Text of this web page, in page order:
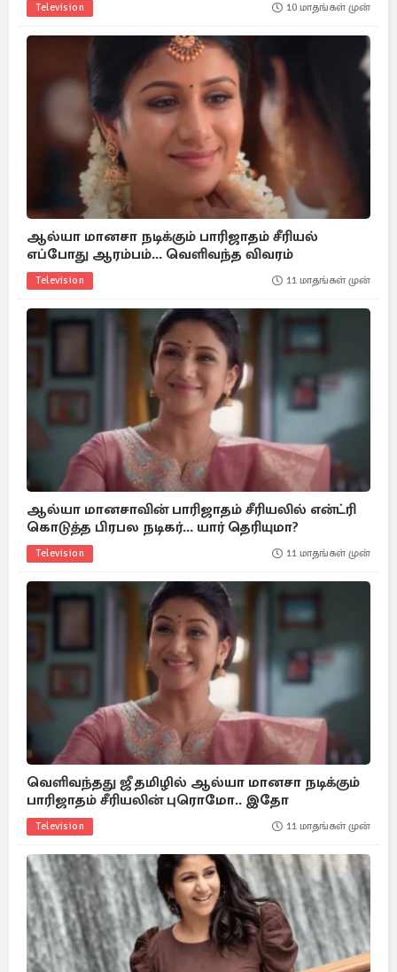
Television 10 மாதங்கள் முன்
ஆல்யா மானசா நடிக்கும் பாரிஜாதம் சீரியல்
எப்போது ஆரம்பம்... வெளிவந்த விவரம்
Television 11 மாதங்கள் முன்
ஆல்யா மானசாவின் பாரிஜாதம் சீரியலில் என்ட்ரி
கொடுத்த பிரபல நடிகர்... யார் தெரியுமா?
Television 11 மாதங்கள் முன்
வெளிவந்தது ஜீ தமிழில் ஆல்யா மானசா நடிக்கும்
பாரிஜாதம் சீரியலின் புரொமோ.. இதோ
Television 11 மாதங்கள் முன்